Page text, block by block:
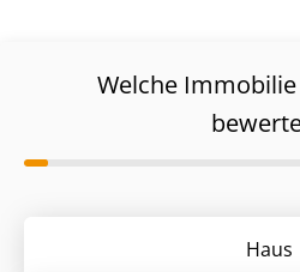
Welche
Haus